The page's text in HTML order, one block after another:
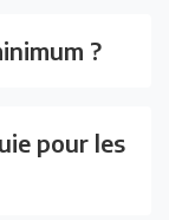
?
pour les